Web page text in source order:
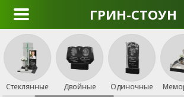
ГРИН-СТОУН
Двойные Одиночные